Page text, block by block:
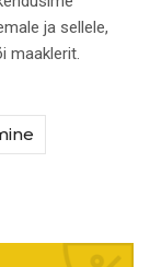
ja sellele,
maaklerit.